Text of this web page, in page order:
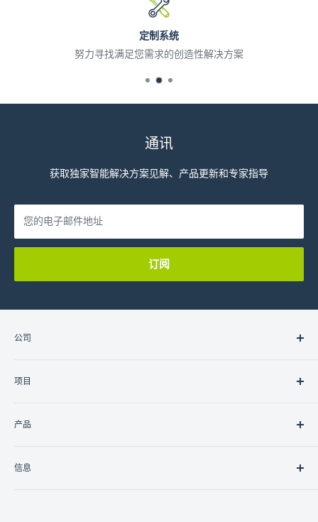
定制系统
努力寻找满足您需求的创造性解决方案
通讯
获取独家智能解决方案见解、产品更新和专家指导
您的电子邮件地址
订阅
公司
联系我们
项目
商业的
产品
控制器
信息